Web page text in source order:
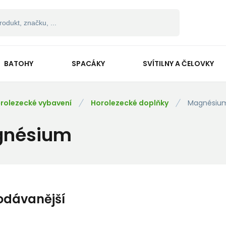
BATOHY SPACÁKY SVÍTILNY A ČELOVKY
vybavení Horolezecké doplňky